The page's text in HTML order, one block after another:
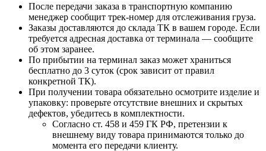
После передачи заказа в транспортную компанию
менеджер сообщит трек-номер для отслеживания груза.
Заказы доставляются до склада ТК в вашем городе. Если
требуется адресная доставка от терминала — сообщите
об этом заранее.
По прибытии на терминал заказ может храниться
бесплатно до 3 суток (срок зависит от правил
конкретной ТК).
При получении товара обязательно осмотрите изделие и
упаковку: проверьте отсутствие внешних и скрытых
дефектов, убедитесь в комплектности.
Согласно ст. 458 и 459 ГК РФ, претензии к
внешнему виду товара принимаются только до
момента его передачи клиенту.